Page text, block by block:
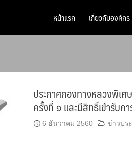
หน้าแรก เกี่ยวกับองค์กร
ประกาศกองทางหลวงพิเศ
ครั้งที่ ๑ และมีสิทธิ์เข้ารับก
6 ธันวาคม 2560 ข่าวปร